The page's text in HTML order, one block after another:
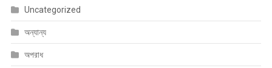
Uncategorized
অন্যান্য
অপরাধ